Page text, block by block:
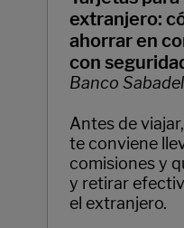
extranjero:
ahorrar en
con
Banco
Antes de
te conviene
comisiones y
y retirar
el extranjero.